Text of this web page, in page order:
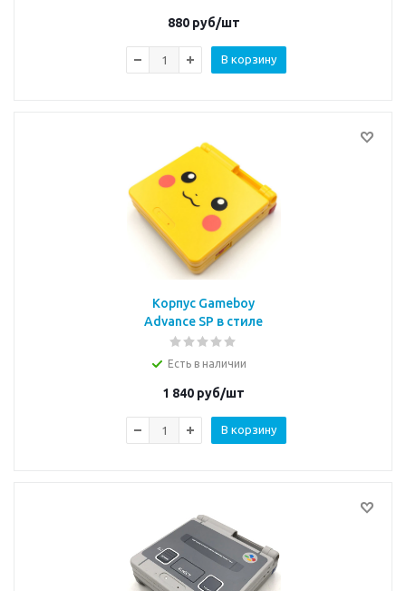
880руб/шт
В корзину
Корпус Gameboy
Advance SP в стиле
Pokemon
Есть в наличии
1 840 руб/шт
В корзину